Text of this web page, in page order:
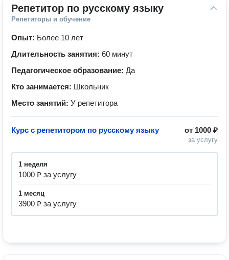
Репетитор по русскому языку
Репетиторы и обучение
Опыт: Более 10 лет
Длительность занятия: 60 минут
Педагогическое образование: Да
Кто занимается: Школьник
Место занятий: У репетитора
от 1000 ₽
за услугу
Курс с репетитором по русскому языку
1 неделя
1000 ₽ за услугу
1 месяц
3900 ₽ за услугу